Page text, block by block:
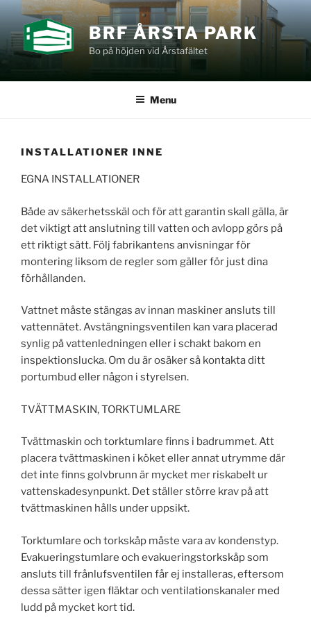
Skip
content
BRF ÅRSTA PARK
Bo på höjden vid Årstafältet
Menu
INSTALLATIONER INNE
EGNA INSTALLATIONER
Både av säkerhetsskäl och för att garantin skall gälla, är
det viktigt att anslutning till vatten och avlopp görs på
ett riktigt sätt. Följ fabrikantens anvisningar för
montering liksom de regler som gäller för just dina
förhållanden.
Vattnet måste stängas av innan maskiner ansluts till
vattennätet. Avstängningsventilen kan vara placerad
synlig på vattenledningen eller i schakt bakom en
inspektionslucka. Om du är osäker så kontakta ditt
portumbud eller någon i styrelsen.
TVÄTTMASKIN, TORKTUMLARE
Tvättmaskin och torktumlare finns i badrummet. Att
placera tvättmaskinen i köket eller annat utrymme där
det inte finns golvbrunn är mycket mer riskabelt ur
vattenskadesynpunkt. Det ställer större krav på att
tvättmaskinen hålls under uppsikt.
Torktumlare och torkskåp måste vara av kondenstyp.
Evakueringstumlare och evakueringstorkskåp som
ansluts till frånlufsventilen får ej installeras, eftersom
dessa sätter igen fläktar och ventilationskanaler med
ludd på mycket kort tid.